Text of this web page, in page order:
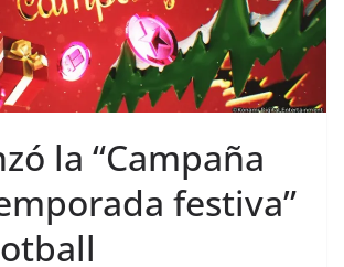
la “Campaña
festiva”